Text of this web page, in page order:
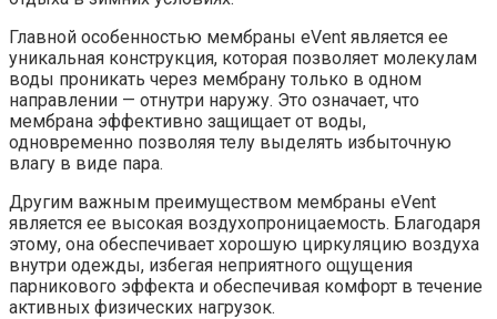
Главной особенностью мембраны eVent является ее
уникальная конструкция, которая позволяет молекулам
воды проникать через мембрану только в одном
направлении — отнутри наружу. Это означает, что
мембрана эффективно защищает от воды,
одновременно позволяя телу выделять избыточную
влагу в виде пара.
Другим важным преимуществом мембраны eVent
является ее высокая воздухопроницаемость. Благодаря
этому, она обеспечивает хорошую циркуляцию воздуха
внутри одежды, избегая неприятного ощущения
парникового эффекта и обеспечивая комфорт в течение
активных физических нагрузок.